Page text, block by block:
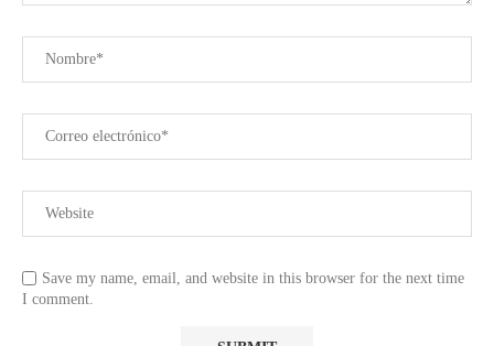
Save my name, email, and website in this browser for the next time
I comment.